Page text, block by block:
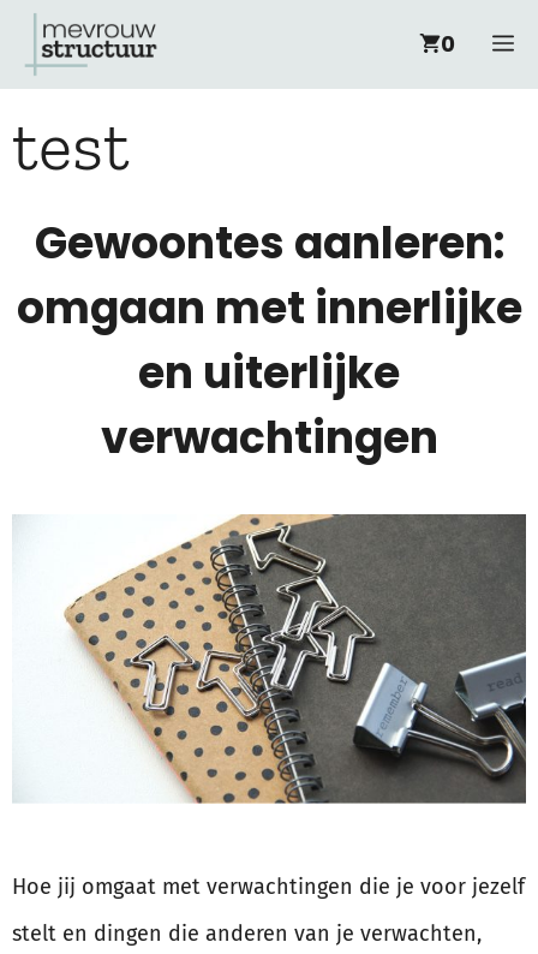
naar
inhoud
0
test
Gewoontes aanleren:
omgaan met innerlijke
en uiterlijke
verwachtingen
Hoe jij omgaat met verwachtingen die je voor jezelf
stelt en dingen die anderen van je verwachten,